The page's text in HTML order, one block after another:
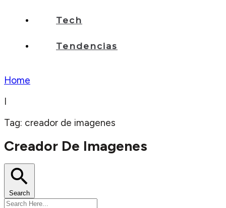
Tech
Tendencias
Home
I
Tag: creador de imagenes
Creador De Imagenes
Search